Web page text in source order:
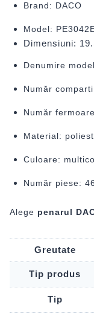
Brand: DACO
Model:
Dimensiuni:
Denumire
Număr
Număr
Material:
Culoare:
Număr piese: 46
Alege penarul
Greutate
Tip produs
Tip